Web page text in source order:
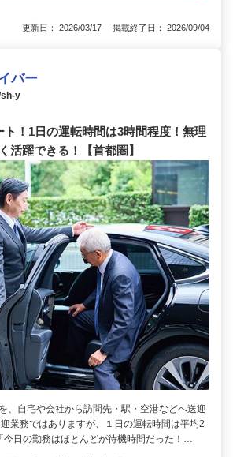
更新日： 2026/03/17 掲載終了日： 2026/09/04
バー
y
ト！1日の運転時間は3時間程度！無理
活躍できる！【首都圏】
、自宅や会社から訪問先・駅・空港などへ送迎
業務ではありますが、１日の運転時間は平均2
今日の勤務はほとんどが待機時間だった！…